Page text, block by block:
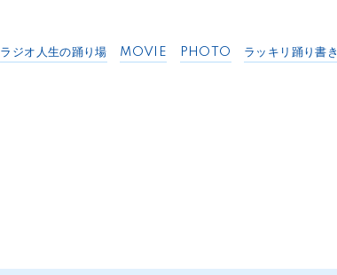
ラジオ人生の踊り場 MOVIE PHOTO ラッキリ踊り書き